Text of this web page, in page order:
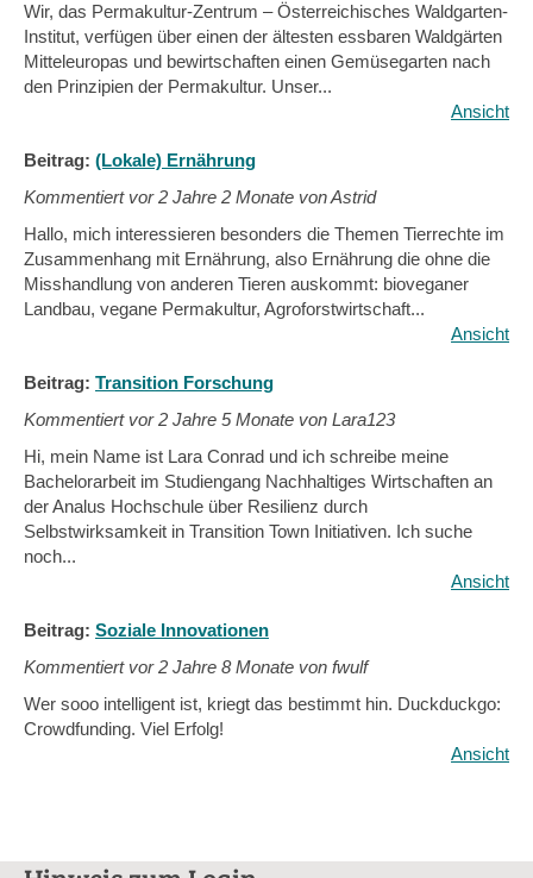
Wir, das Permakultur-Zentrum – Österreichisches Waldgarten-
Institut, verfügen über einen der ältesten essbaren Waldgärten
Mitteleuropas und bewirtschaften einen Gemüsegarten nach
den Prinzipien der Permakultur. Unser...
Ansicht
Beitrag: (Lokale) Ernährung
Kommentiert vor2 Jahre 2 Monate von Astrid
Hallo, mich interessieren besonders die Themen Tierrechte im
Zusammenhang mit Ernährung, also Ernährung die ohne die
Misshandlung von anderen Tieren auskommt: bioveganer
Landbau, vegane Permakultur, Agroforstwirtschaft...
Ansicht
Beitrag: Transition Forschung
Kommentiert vor2 Jahre 5 Monate von Lara123
Hi, mein Name ist Lara Conrad und ich schreibe meine
Bachelorarbeit im Studiengang Nachhaltiges Wirtschaften an
der Analus Hochschule über Resilienz durch
Selbstwirksamkeit in Transition Town Initiativen. Ich suche
noch...
Ansicht
Beitrag: Soziale Innovationen
Kommentiert vor2 Jahre 8 Monate von fwulf
Wer sooo intelligent ist, kriegt das bestimmt hin. Duckduckgo:
Crowdfunding. Viel Erfolg!
Ansicht